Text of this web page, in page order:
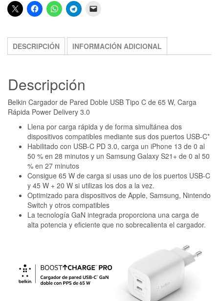
DESCRIPCIÓN INFORMACIÓN ADICIONAL
Descripción
Belkin Cargador de Pared Doble USB Tipo C de 65 W, Carga
Rápida Power Delivery 3.0
Llena por carga rápida y de forma simultánea dos
dispositivos compatibles mediante sus dos puertos USB-C*
Habilitado con USB-C PD 3.0, carga un iPhone 13 de 0 al
50 % en 28 minutos y un Samsung Galaxy S21+ de 0 al 50
% en 27 minutos
Consigue 65 W de carga si usas uno de los puertos USB-C
y 45 W + 20 W si utilizas los dos a la vez.
Optimizado para dispositivos de Apple, Samsung, Nintendo
Switch y otros compatibles
La tecnología GaN integrada proporciona una carga de
alta potencia y eficiente que no sobrecalienta el cargador.